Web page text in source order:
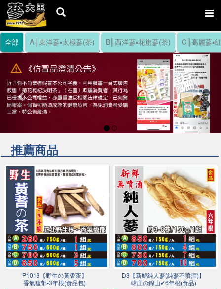
Previous
全部 A║東洋蔘▪太極蔘(茶) B║西洋蔘▪花旗蔘(茶) C║高麗蔘▪
推薦商品
P1013【野生の黃耆茶】
香氣馥郁▪3年根(食品包)
D3【新鮮純人蔘(純蔘不噴酒)】
韓庄の錦山✔6年根(食品)